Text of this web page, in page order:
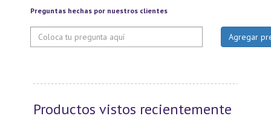
Preguntas hechas por nuestros clientes
Productos vistos recientemente